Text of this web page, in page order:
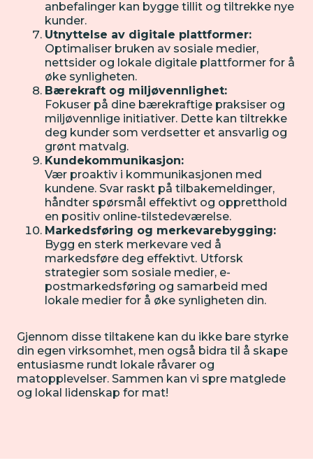
anbefalinger kan bygge tillit og tiltrekke nye
kunder.
Utnyttelse av digitale plattformer:
Optimaliser bruken av sosiale medier,
nettsider og lokale digitale plattformer for å
øke synligheten.
Bærekraft og miljøvennlighet:
Fokuser på dine bærekraftige praksiser og
miljøvennlige initiativer. Dette kan tiltrekke
deg kunder som verdsetter et ansvarlig og
grønt matvalg.
Kundekommunikasjon:
Vær proaktiv i kommunikasjonen med
kundene. Svar raskt på tilbakemeldinger,
håndter spørsmål effektivt og oppretthold
en positiv online-tilstedeværelse.
Markedsføring og merkevarebygging:
Bygg en sterk merkevare ved å
markedsføre deg effektivt. Utforsk
strategier som sosiale medier, e-
postmarkedsføring og samarbeid med
lokale medier for å øke synligheten din.
Gjennom disse tiltakene kan du ikke bare styrke
din egen virksomhet, men også bidra til å skape
entusiasme rundt lokale råvarer og
matopplevelser. Sammen kan vi spre matglede
og lokal lidenskap for mat!